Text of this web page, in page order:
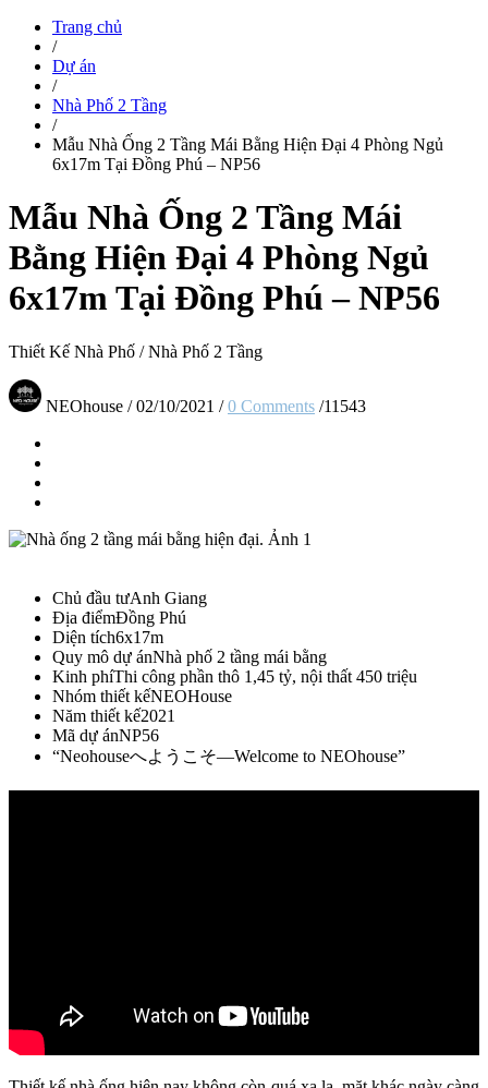
Trang chủ
/
Dự án
/
Nhà Phố 2 Tầng
/
Mẫu Nhà Ống 2 Tầng Mái Bằng Hiện Đại 4 Phòng Ngủ
6x17m Tại Đồng Phú – NP56
Mẫu Nhà Ống 2 Tầng Mái
Bằng Hiện Đại 4 Phòng Ngủ
6x17m Tại Đồng Phú – NP56
Thiết Kế Nhà Phố /Nhà Phố 2 Tầng
NEOhouse / 02/10/2021 / 0 Comments /11543
Chủ đầu tưAnh Giang
Địa điểmĐồng Phú
Diện tích6x17m
Quy mô dự ánNhà phố 2 tầng mái bằng
Kinh phíThi công phần thô 1,45 tỷ, nội thất 450 triệu
Nhóm thiết kếNEOHouse
Năm thiết kế2021
Mã dự ánNP56
“Neohouseへようこそ—Welcome to NEOhouse”